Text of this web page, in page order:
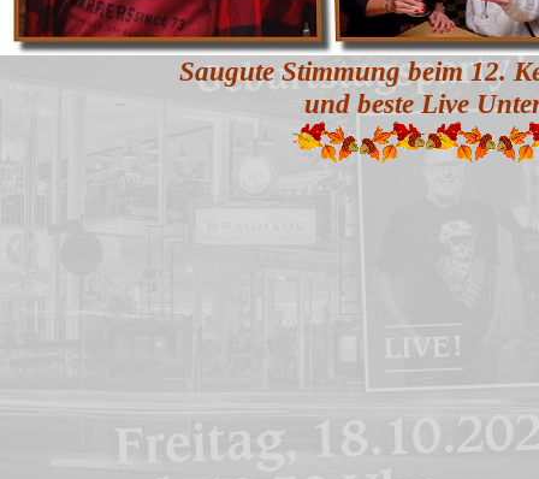
Saugute Stimmung beim 12.
und beste Live